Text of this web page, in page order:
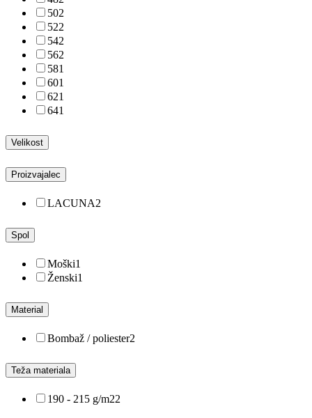
502
522
542
562
581
601
621
641
Velikost
Proizvajalec
LACUNA2
Spol
Moški1
Ženski1
Material
Bombaž / poliester2
Teža materiala
190 - 215 g/m22